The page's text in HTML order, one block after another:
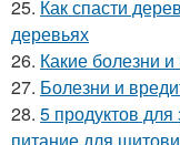
25. Как спасти
деревьях
26. Какие болезни
27. Болезни и
28. 5 продуктов